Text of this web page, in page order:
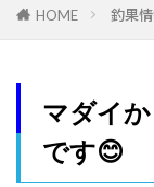
HOME 釣果
マダイ
です😊